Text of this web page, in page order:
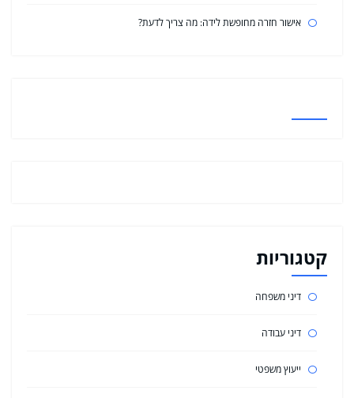
אישור חזרה מחופשת לידה: מה צריך לדעת?
קטגוריות
דיני משפחה
דיני עבודה
ייעוץ משפטי